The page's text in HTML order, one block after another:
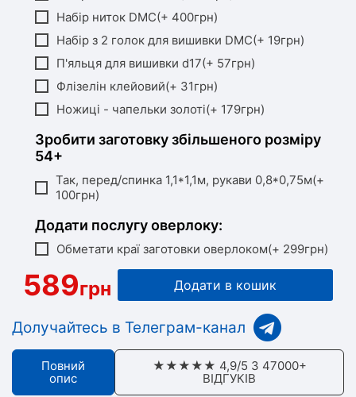
Набір ниток DMC(+ 400грн)
Набір з 2 голок для вишивки DMC(+ 19грн)
П'яльця для вишивки d17(+ 57грн)
Флізелін клейовий(+ 31грн)
Ножиці - чапельки золоті(+ 179грн)
Зробити заготовку збільшеного розміру
54+
Так, перед/спинка 1,1*1,1м, рукави 0,8*0,75м(+
100грн)
Додати послугу оверлоку:
Обметати краї заготовки оверлоком(+ 299грн)
589грн Додати в кошик
Долучайтесь в Телеграм-канал
Повний
опис
★★★★★ 4,9/5 З 47000+
ВІДГУКІВ